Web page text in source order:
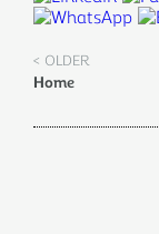
< OLDER
Home